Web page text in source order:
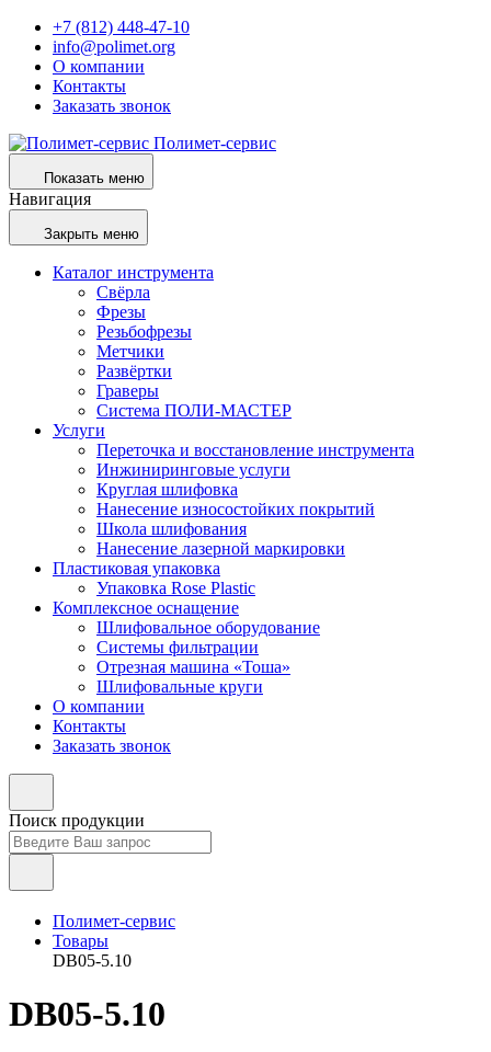
+7 (812) 448-47-10
info@polimet.org
О компании
Контакты
Заказать звонок
Полимет-сервис
Показать меню
Навигация
Закрыть меню
Каталог инструмента
Свёрла
Фрезы
Резьбофрезы
Метчики
Развёртки
Граверы
Система ПОЛИ-МАСТЕР
Услуги
Переточка и восстановление инструмента
Инжиниринговые услуги
Круглая шлифовка
Нанесение износостойких покрытий
Школа шлифования
Нанесение лазерной маркировки
Пластиковая упаковка
Упаковка Rose Plastic
Комплексное оснащение
Шлифовальное оборудование
Системы фильтрации
Отрезная машина «Тоша»
Шлифовальные круги
О компании
Контакты
Заказать звонок
Поиск продукции
Полимет-сервис
Товары
DB05-5.10
DB05-5.10